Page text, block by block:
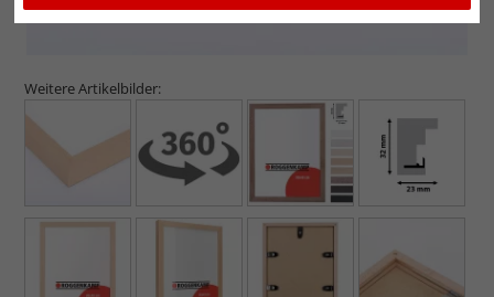
Weitere Artikelbilder: